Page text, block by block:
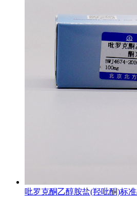
吡罗克酮乙醇胺盐(羟吡酮)标